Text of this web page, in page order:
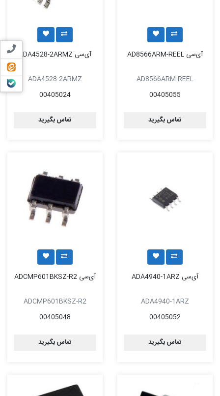
تماس
ایتا
بله
آی‌سی AD8566ARM-REEL
AD8566ARM-REEL
00405055
تماس بگیرید
آی‌سی ADA4528-2ARMZ
ADA4528-2ARMZ
00405024
تماس بگیرید
آی‌سی ADA4940-1ARZ
ADA4940-1ARZ
00405052
تماس بگیرید
آی‌سی ADCMP601BKSZ-R2
ADCMP601BKSZ-R2
00405048
تماس بگیرید